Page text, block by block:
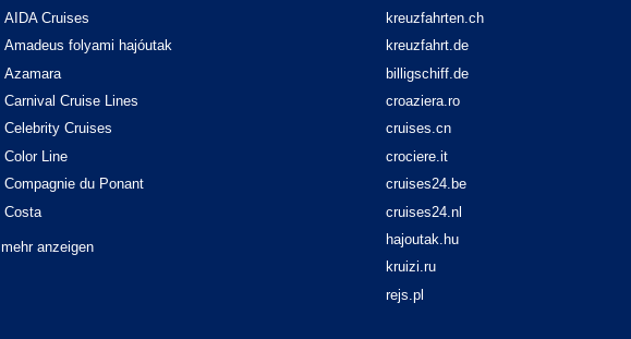
AIDA Cruises
Amadeus folyami hajóutak
Azamara
Carnival Cruise Lines
Celebrity Cruises
Color Line
Compagnie du Ponant
Costa
mehr anzeigen
kreuzfahrten.ch
kreuzfahrt.de
billigschiff.de
croaziera.ro
cruises.cn
crociere.it
cruises24.be
cruises24.nl
hajoutak.hu
kruizi.ru
rejs.pl